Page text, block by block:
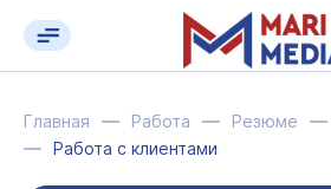
Главная Работа Резюме
Работа с клиентами